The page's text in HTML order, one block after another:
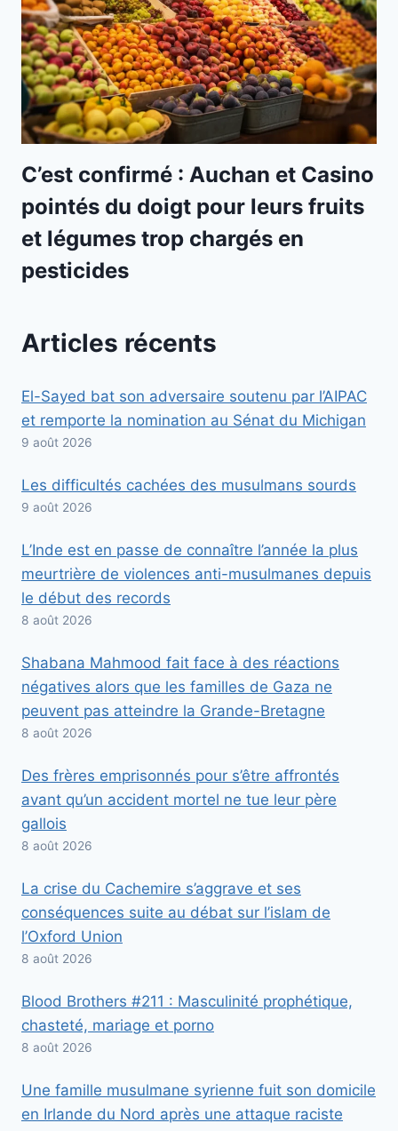
C’est confirmé : Auchan et Casino
pointés du doigt pour leurs fruits
et légumes trop chargés en
pesticides
Articles récents
El-Sayed bat son adversaire soutenu par l’AIPAC
et remporte la nomination au Sénat du Michigan
9 août 2026
Les difficultés cachées des musulmans sourds
9 août 2026
L’Inde est en passe de connaître l’année la plus
meurtrière de violences anti-musulmanes depuis
le début des records
8 août 2026
Shabana Mahmood fait face à des réactions
négatives alors que les familles de Gaza ne
peuvent pas atteindre la Grande-Bretagne
8 août 2026
Des frères emprisonnés pour s’être affrontés
avant qu’un accident mortel ne tue leur père
gallois
8 août 2026
La crise du Cachemire s’aggrave et ses
conséquences suite au débat sur l’islam de
l’Oxford Union
8 août 2026
Blood Brothers #211 : Masculinité prophétique,
chasteté, mariage et porno
8 août 2026
Une famille musulmane syrienne fuit son domicile
en Irlande du Nord après une attaque raciste